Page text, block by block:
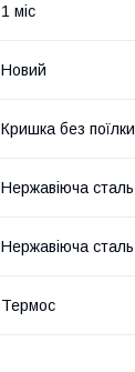
1 міс
Новий
Кришка без поїлки
Нержавіюча сталь
Нержавіюча сталь
Термос